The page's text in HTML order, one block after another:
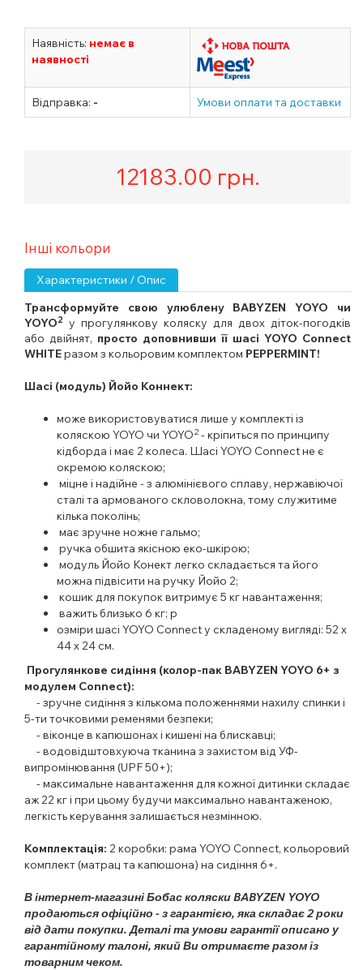
Наявність: немає в
наявності
Відправка: - Умови оплати та доставки
12183.00 грн.
Інші кольори
Характеристики / Опис
Трансформуйте свою улюблену BABYZEN YOYO чи
YOYO2 у прогулянкову коляску для двох діток-погодків
або двійнят, просто доповнивши її шасі YOYO Connect
WHITEразом з кольоровим комплектом PEPPERMINT!
Шасі (модуль) Йойо Коннект:
може використовуватися лише у комплекті із
коляскою YOYO чи YOYO2 - кріпиться по принципу
кідборда і має 2 колеса. Шасі YOYO Connect не є
окремою коляскою;
міцне і надійне - з алюмінієвого сплаву, нержавіючої
сталі та армованого скловолокна, тому служитиме
кілька поколінь;
має зручне ножне гальмо;
ручка обшита якісною еко-шкірою;
модуль Йойо Конект легко складається та його
можна підвісити на ручку Йойо 2;
кошик для покупок витримує 5 кг навантаження;
важить близько 6 кг; р
озміри шасі YOYO Connect у складеному вигляді: 52 х
44 х 24 см.
Прогулянкове сидіння (колор-пак BABYZEN YOYO 6+ з
модулем Connect):
- зручне сидіння з кількома положеннями нахилу спинки і
5-ти точковими ременями безпеки;
- віконце в капюшонах і кишені на блискавці;
- водовідштовхуюча тканина з захистом від УФ-
випромінювання (UPF 50+);
- максимальне навантаження для кожної дитинки складає
аж 22 кг і при цьому будучи максимально навантаженою,
легкість керування залишається незмінною.
Комплектація: 2 коробки: рама YOYO Connect, кольоровий
комплект (матрац та капюшона) на сидіння 6+.
В інтернет-магазині Бобас коляски BABYZEN YOYO
продаються офіційно - з гарантією, яка складає 2 роки
від дати покупки. Деталі та умови гарантії описано у
гарантійному талоні, який Ви отримаєте разом із
товарним чеком.